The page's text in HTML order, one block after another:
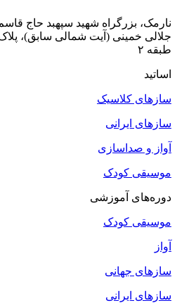
نارمک، بزرگراه شهید سپهبد حاج قاسم
طبقه ۲
اساتید
سازهای کلاسیک
سازهای ایرانی
آواز و صداسازی
موسیقی کودک
دوره‌های آموزشی
موسیقی کودک
آواز
سازهای جهانی
سازهای ایرانی